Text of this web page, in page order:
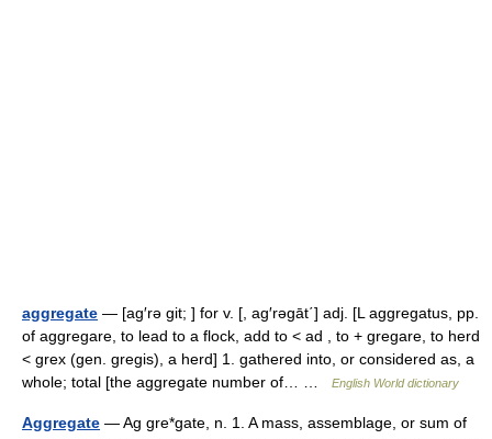
aggregate — [ag′rə git; ] for v. [, ag′rəgāt΄] adj. [L aggregatus, pp.
of aggregare, to lead to a flock, add to < ad , to + gregare, to herd
< grex (gen. gregis), a herd] 1. gathered into, or considered as, a
whole; total [the aggregate number of… …
English World dictionary
Aggregate — Ag gre*gate, n. 1. A mass, assemblage, or sum of